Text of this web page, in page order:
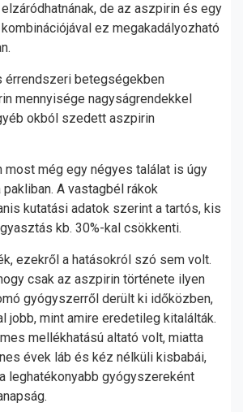
de az aszpirin és egy
ez megakadályozható
érrendszeri betegségekben
mennyisége nagyságrendekkel
okból szedett aszpirin
most még egy négyes találat is úgy
pakliban. A vastagbél rákok
kutatási adatok szerint a tartós, kis
kb. 30%-kal csökkenti.
ezekről a hatásokról szó sem volt.
csak az aszpirin története ilyen
gyógyszerről derült ki időközben,
jobb, mint amire eredetileg kitalálták.
mellékhatású altató volt, miatta
évek láb és kéz nélküli kisbabái,
leghatékonyabb gyógyszereként